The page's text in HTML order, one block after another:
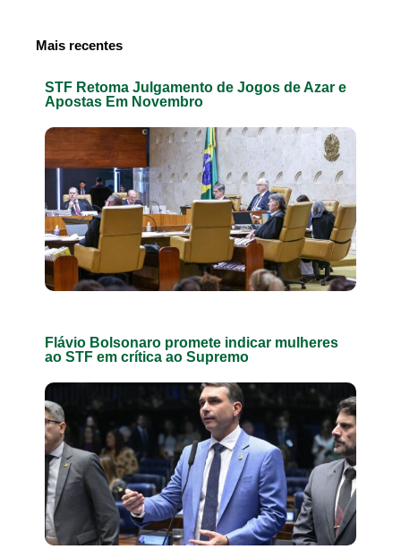
Mais recentes
STF Retoma Julgamento de Jogos de Azar e
Apostas Em Novembro
Flávio Bolsonaro promete indicar mulheres
ao STF em crítica ao Supremo